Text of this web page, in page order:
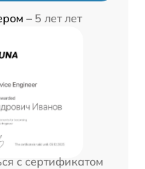
– 5 лет лет
с сертификатом